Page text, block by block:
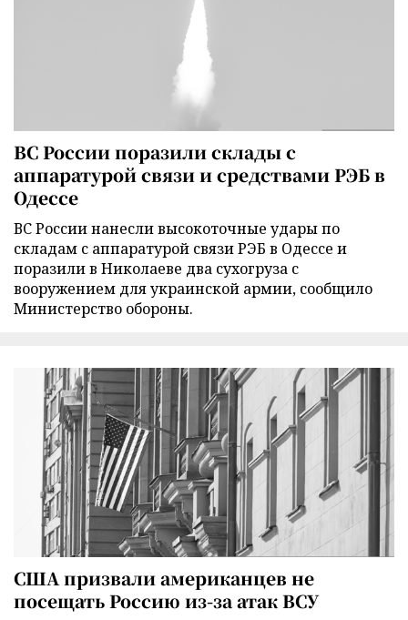
ВС России поразили склады с
аппаратурой связи и средствами РЭБ в
Одессе
ВС России нанесли высокоточные удары по
складам с аппаратурой связи РЭБ в Одессе и
поразили в Николаеве два сухогруза с
вооружением для украинской армии, сообщило
Министерство обороны.
США призвали американцев не
посещать Россию из-за атак ВСУ